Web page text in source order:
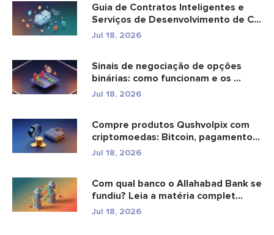
Guia de Contratos Inteligentes e
Serviços de Desenvolvimento de C...
Jul 18, 2026
Sinais de negociação de opções
binárias: como funcionam e os ...
Jul 18, 2026
Compre produtos Qushvolpix com
criptomoedas: Bitcoin, pagamentos
e...
Jul 18, 2026
Com qual banco o Allahabad Bank se
fundiu? Leia a matéria complet...
Jul 18, 2026